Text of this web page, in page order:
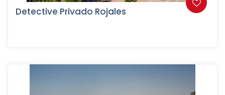
Detective Privado Rojales